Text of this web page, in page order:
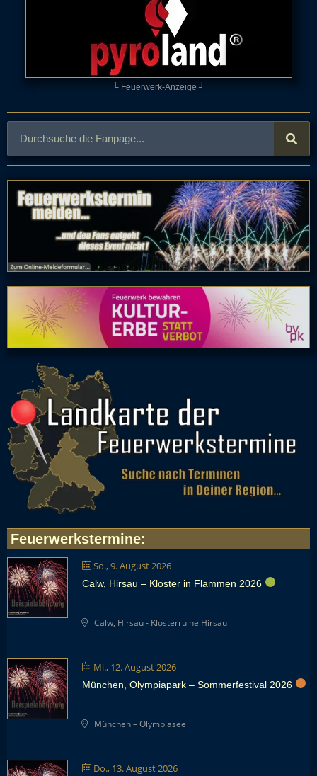
└ Feuerwerk-Anzeige ┘
Feuerwerkstermine:
So., 9. August 2026
Calw, Hirsau – Kloster in Flammen 2026
Calw, Hirsau - Klosterruine Hirsau
Mi., 12. August 2026
München, Olympiapark – Sommerfestival 2026
München – Olympiasee
Do., 13. August 2026